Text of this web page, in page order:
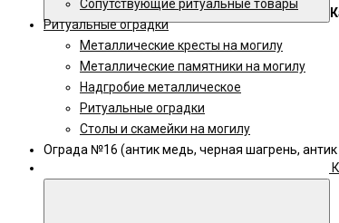
Сопутствующие ритуальные товары
Ритуальные оградки
Металлические кресты на могилу
Металлические памятники на могилу
Надгробие металлическое
Ритуальные оградки
Столы и скамейки на могилу
Ограда №16 (антик медь, черная шагрень,